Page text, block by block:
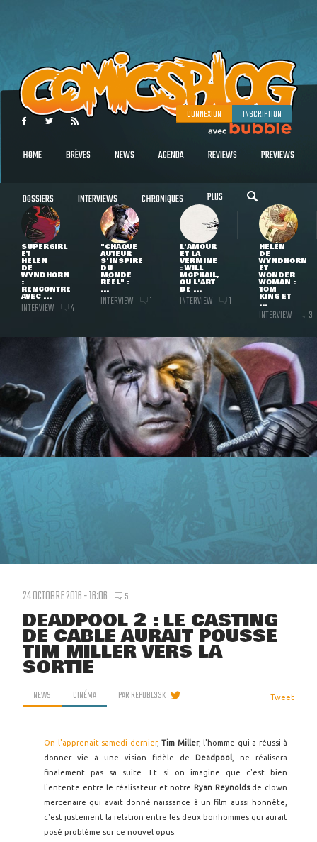
CONNEXION INSCRIPTION
HOME BRÈVES NEWS AGENDA REVIEWS PREVIEWS
DOSSIERS INTERVIEWS CHRONIQUES PLUS
SUPERGIRL
ET
HELEN
DE
WYNDHORN
:
RENCONTRE
AVEC ...
INTERVIEW 4
"CHAQUE
AUTEUR
S'INSPIRE
DU
MONDE
RÉEL" :
...
INTERVIEW 1
L'AMOUR
ET LA
VERMINE
: WILL
MCPHAIL,
OU L'ART
DE ...
INTERVIEW 1
HELEN
DE
WYNDHORN
ET
WONDER
WOMAN :
TOM
KING ET
...
INTERVIEW 3
24 OCTOBRE 2016 - 16:06 5
DEADPOOL 2 : LE CASTING
DE CABLE AURAIT POUSSÉ
TIM MILLER VERS LA
SORTIE
NEWS CINÉMA PARREPUBL33K Tweet
On l'apprenait samedi dernier, Tim Miller, l'homme qui a réussi à
donner vie à une vision fidèle de Deadpool , ne réalisera
finalement pas sa suite. Et si on imagine que c'est bien
l'entente entre le réalisateur et notre Ryan Reynolds de clown
mercenaire qui avait donné naissance à un film aussi honnête,
c'est justement la relation entre les deux bonhommes qui aurait
posé problème sur ce nouvel opus.